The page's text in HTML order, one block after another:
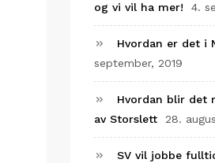
og vi vil ha mer!
4.
Hvordan er det i
september, 2019
Hvordan blir det
av Storslett
28.
SV vil jobbe